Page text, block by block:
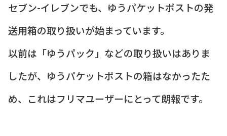
セブン-イレブンでも、ゆうパケットポストの発
送用箱の取り扱いが始まっています。
以前は「ゆうパック」などの取り扱いはありま
したが、ゆうパケットポストの箱はなかったた
め、これはフリマユーザーにとって朗報です。